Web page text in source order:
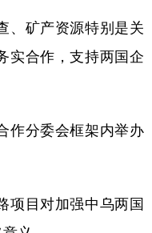
矿产资源特别是关
实合作，支持两国企
分委会框架内举办
目对加强中乌两国